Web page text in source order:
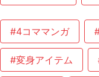
#4コママンガ
#変身アイテム